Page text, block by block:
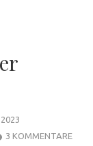
3 KOMMENTAREZU